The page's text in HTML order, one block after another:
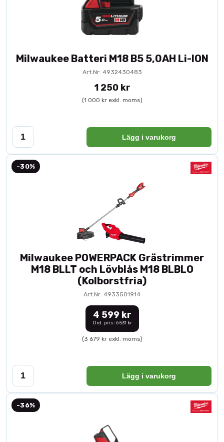
Milwaukee Batteri M18 B5 5,0AH Li-ION
Art.Nr: 4932430483
1 250 kr
(1 000 kr exkl. moms)
Lägg i varukorg
-30%
Milwaukee POWERPACK Grästrimmer
M18 BLLT och Lövblås M18 BLBLO
(Kolborstfria)
Art.Nr: 4933501914
4 599 kr
Ord. pris: 6 531 kr
(3 679 kr exkl. moms)
Lägg i varukorg
-36%